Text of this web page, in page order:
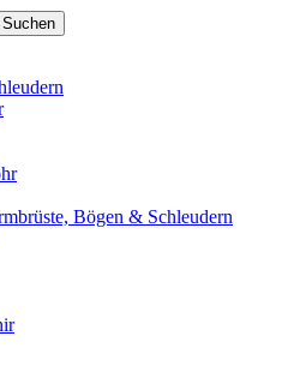
Suchen
Bögen & Schleudern